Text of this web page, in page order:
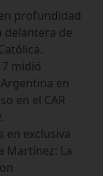
profundidad
delantera de
midió
en
en el CAR
en exclusiva
Martínez: La